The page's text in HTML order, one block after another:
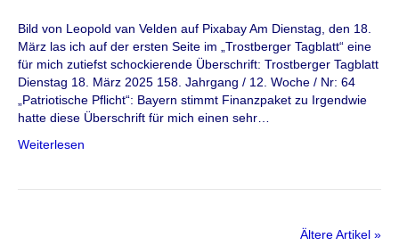
Bild von Leopold van Velden auf Pixabay Am Dienstag, den 18.
März las ich auf der ersten Seite im „Trostberger Tagblatt“ eine
für mich zutiefst schockierende Überschrift: Trostberger Tagblatt
Dienstag 18. März 2025 158. Jahrgang / 12. Woche / Nr: 64
„Patriotische Pflicht“: Bayern stimmt Finanzpaket zu Irgendwie
hatte diese Überschrift für mich einen sehr…
Weiterlesen
Ältere Artikel »